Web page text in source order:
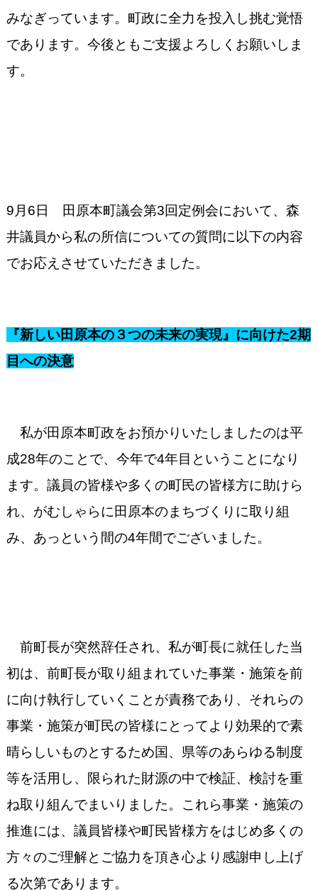
みなぎっています。 町政に全力を投入し挑む覚悟
であります。今後ともご支援よろしくお願いしま
す。
9月6日 田原本町議会第3回定例会において、森
井議員から私の所信についての質問に以下の内容
でお応えさせていただきました。
『新しい田原本の３つの未来の実現』に向けた2期
目への決意
私が田原本町政をお預かりいたしましたのは平
成28年のことで、今年で4年目ということになり
ます。議員の皆様や多くの町民の皆様方に助けら
れ、がむしゃらに田原本のまちづくりに取り組
み、あっという間の4年間でございました。
前町長が突然辞任され、私が町長に就任した当
初は、前町長が取り組まれていた事業・施策を前
に向け執行していくことが責務であり、それらの
事業・施策が町民の皆様にとってより効果的で素
晴らしいものとするため国、県等のあらゆる制度
等を活用し、限られた財源の中で検証、検討を重
ね取り組んでまいりました。これら事業・施策の
推進には、議員皆様や町民皆様方をはじめ多くの
方々のご理解とご協力を頂き心より感謝申し上げ
る次第であります。